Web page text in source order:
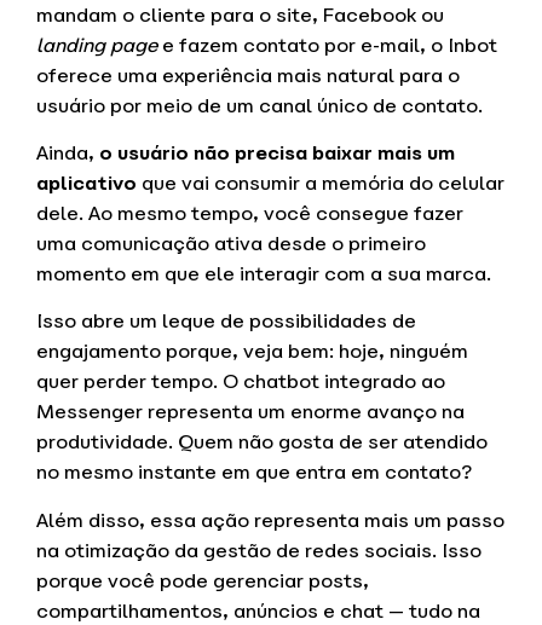
mandam o cliente para o site, Facebook ou
landing pagee fazem contato por e-mail, o Inbot
oferece uma experiência mais natural para o
usuário por meio de um canal único de contato.
Ainda, o usuário não precisa baixar mais um
aplicativo que vai consumir a memória do celular
dele. Ao mesmo tempo, você consegue fazer
uma comunicação ativa desde o primeiro
momento em que ele interagir com a sua marca.
Isso abre um leque de possibilidades de
engajamento porque, veja bem: hoje, ninguém
quer perder tempo. O chatbot integrado ao
Messenger representa um enorme avanço na
produtividade. Quem não gosta de ser atendido
no mesmo instante em que entra em contato?
Além disso, essa ação representa mais um passo
na otimização da gestão de redes sociais. Isso
porque você pode gerenciar posts,
compartilhamentos, anúncios e chat — tudo na